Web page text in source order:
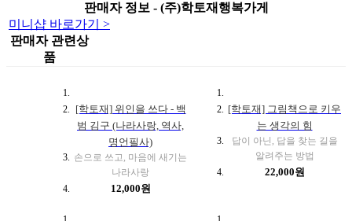
판매자 정보 - (주)학토재행복가게
미니샵 바로가기 >
판매자 관련상
품
[학토재] 위인을 쓰다 - 백
범 김구 (나라사랑, 역사,
명언필사)
손으로 쓰고, 마음에 새기는
나라사랑
12,000원
[학토재] 그림책으로 키우
는 생각의 힘
답이 아닌, 답을 찾는 길을
알려주는 방법
22,000원